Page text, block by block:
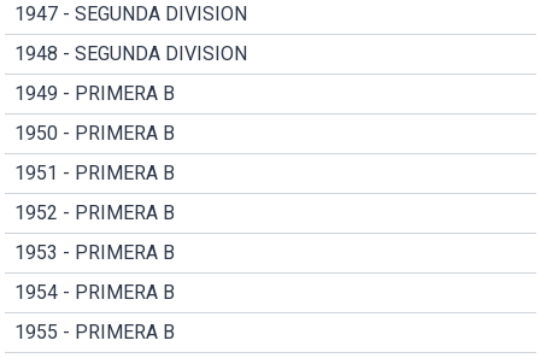
1947 - SEGUNDA DIVISION
1948 - SEGUNDA DIVISION
1949 - PRIMERA B
1950 - PRIMERA B
1951 - PRIMERA B
1952 - PRIMERA B
1953 - PRIMERA B
1954 - PRIMERA B
1955 - PRIMERA B